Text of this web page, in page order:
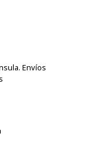
Envíos